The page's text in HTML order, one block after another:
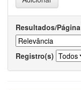
Resultados/Página
Registro(s)